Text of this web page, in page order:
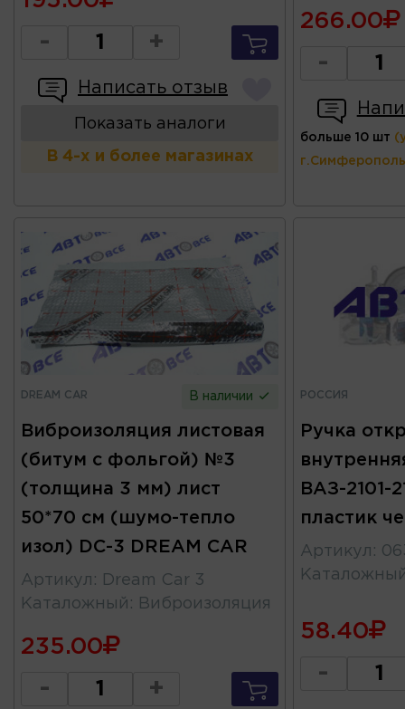
- +
Написать отзыв
Показать аналоги
В 4-х и более магазинах
266.00
-
больше 10 шт
DREAM CAR В наличии
Виброизоляция листовая
(битум с фольгой) №3
(толщина 3 мм) лист
50*70 см (шумо-тепло
изол) DC-3 DREAM CAR
Артикул :
Dream Car 3
Каталожный : Виброизоляция
235.00
- +
РОССИЯ
Ручка
ВАЗ-2101-
пластик
Артикул :
58.40
-